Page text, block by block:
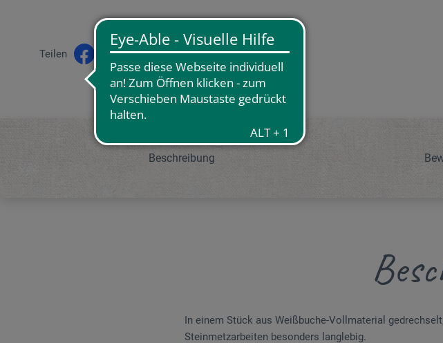
Teilen
Beschreibung
In einem Stück aus Weißbuche-Vollmaterial
Steinmetzarbeiten besonders langlebig.